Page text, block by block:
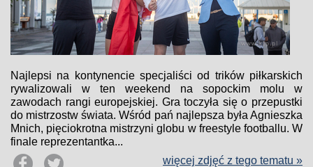
Najlepsi na kontynencie specjaliści od trików piłkarskich
rywalizowali w ten weekend na sopockim molu w
zawodach rangi europejskiej. Gra toczyła się o przepustki
do mistrzostw świata. Wśród pań najlepsza była Agnieszka
Mnich, pięciokrotna mistrzyni globu w freestyle footballu. W
finale reprezentantka...
więcej zdjęć z tego tematu »